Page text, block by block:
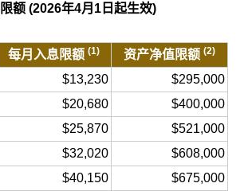
额 (2026年4月1日起生效)
每月入息限额 (1) 资产净值限额 (2)
$13,230
$295,000
$20,680
$400,000
$25,870
$521,000
$32,020
$608,000
$40,150
$675,000